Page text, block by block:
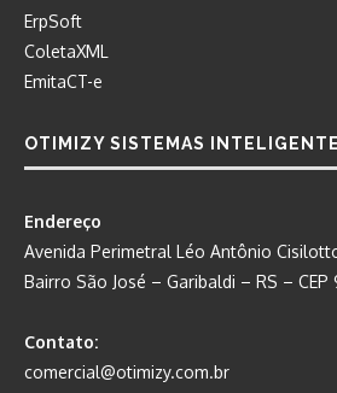
ErpSoft
ColetaXML
EmitaCT-e
OTIMIZY SISTEMAS
Endereço
Avenida Perimetral Léo Antônio
Bairro São José – Garibaldi – RS –
Contato:
comercial@otimizy.com.br